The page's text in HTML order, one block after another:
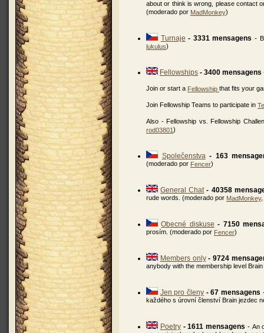
about or think is wrong, please contact
(moderado por MadMonkey)
Turnaje - 3331 mensagens -
lukulus)
Fellowships - 3400 mensagens
Join or start a Fellowship that fits your
Join Fellowship Teams to participate in
Also - Fellowship vs. Fellowship
rod03801)
Společenstva - 163
(moderado por Fencer)
General Chat - 40358
rude words. (moderado por MadMonkey,
Obecné diskuse - 7150
prosím. (moderado por Fencer)
Members only - 9724
anybody with the membership level
Jen pro členy - 67 mensagens
každého s úrovní členství Brain jezdec
Poetry - 1611 mensagens - An